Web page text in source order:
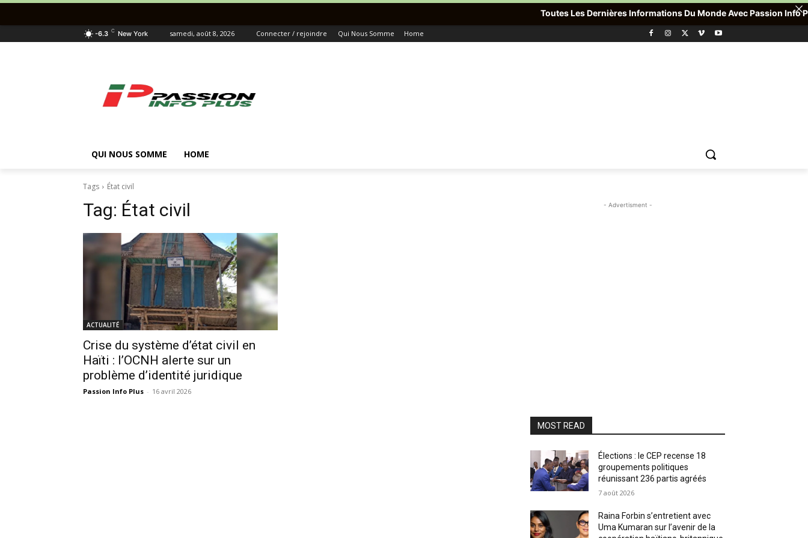
-6.3 C New York samedi, août 8, 2026 Connecter / rejoindre Qui Nous Somme Home
QUI NOUS SOMME HOME
Tags État civil
Tag: État civil
ACTUALITÉ
Crise du système d’état civil en
Haïti : l’OCNH alerte sur un
problème d’identité juridique
Passion Info Plus - 16 avril 2026
- Advertisment -
MOST READ
Élections : le CEP recense 18
groupements politiques
réunissant 236 partis agréés
7 août 2026
Raina Forbin s’entretient avec
Uma Kumaran sur l’avenir de la
Toutes Les Dernières Informations Du Monde Avec Passion Info